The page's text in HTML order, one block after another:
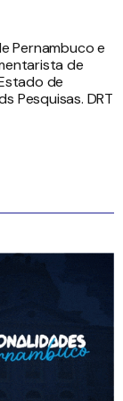
Pernambuco e
de
de
Pesquisas. DRT